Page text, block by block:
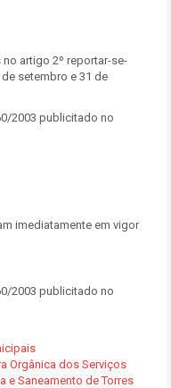
artigo 2º reportar-se-
setembro e 31 de
2003 publicitado no
imediatamente em vigor
2003 publicitado no
Orgânica dos Serviços
e Saneamento de Torres